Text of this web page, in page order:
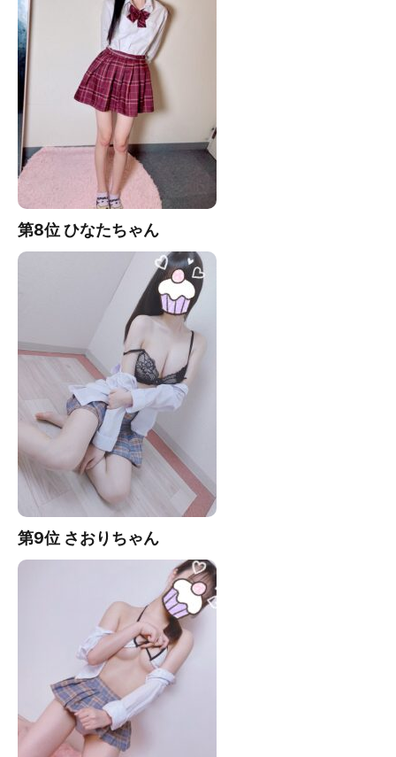
第8位 ひなたちゃん
第9位 さおりちゃん